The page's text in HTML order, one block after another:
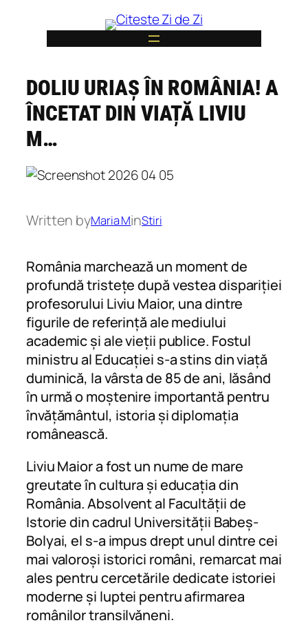
content
DOLIU URIAȘ ÎN ROMÂNIA! A
ÎNCETAT DIN VIAȚĂ LIVIU
M…
Written byMaria MinStiri
România marchează un moment de
profundă tristețe după vestea dispariției
profesorului Liviu Maior, una dintre
figurile de referință ale mediului
academic și ale vieții publice. Fostul
ministru al Educației s-a stins din viață
duminică, la vârsta de 85 de ani, lăsând
în urmă o moștenire importantă pentru
învățământul, istoria și diplomația
românească.
Liviu Maior a fost un nume de mare
greutate în cultura și educația din
România. Absolvent al Facultății de
Istorie din cadrul Universității Babeș-
Bolyai, el s-a impus drept unul dintre cei
mai valoroși istorici români, remarcat mai
ales pentru cercetările dedicate istoriei
moderne și luptei pentru afirmarea
românilor transilvăneni.
6